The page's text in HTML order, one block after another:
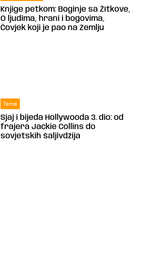
Knjige petkom: Boginje sa Žítkove,
O ljudima, hrani i bogovima,
Čovjek koji je pao na Zemlju
Teme
Sjaj i bijeda Hollywooda 3. dio: od
frajera Jackie Collins do
sovjetskih šaljivdžija